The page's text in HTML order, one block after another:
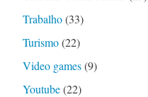
Trabalho(33)
Turismo(22)
Video games(9)
Youtube(22)